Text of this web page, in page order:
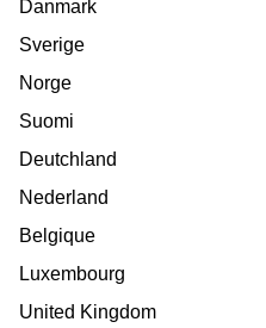
Danmark
Sverige
Norge
Suomi
Deutchland
Nederland
Belgique
Luxembourg
United Kingdom